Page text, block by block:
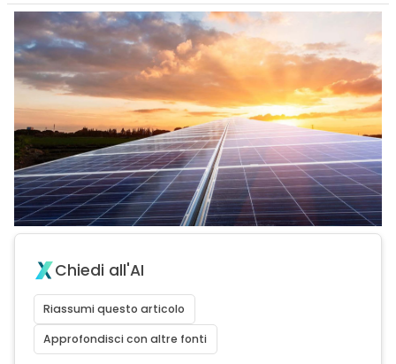
Chiedi all'AI
Riassumi questo articolo
Approfondisci con altre fonti